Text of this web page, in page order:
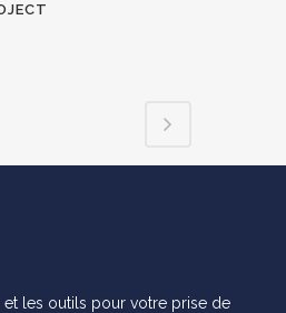
les outils pour votre prise de